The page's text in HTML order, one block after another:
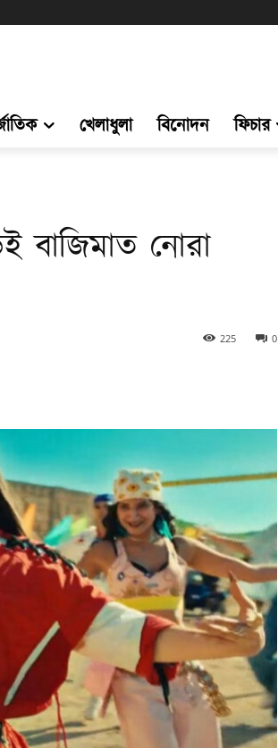
খেলাধুলা বিনোদন ফিচার
বাজিমাত নোরা
0
225